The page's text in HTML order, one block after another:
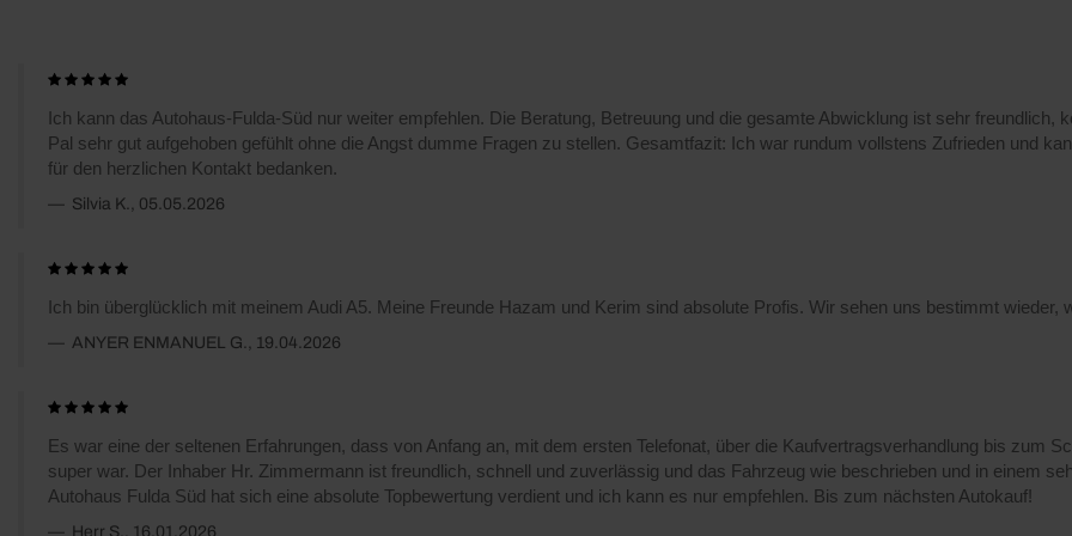
Ich kann das Autohaus-Fulda-Süd nur weiter empfehlen. Die Beratung, Betreuung und die gesamte Abwicklung ist sehr
Pal sehr gut aufgehoben gefühlt ohne die Angst dumme Fragen zu stellen. Gesamtfazit: Ich war rundum vollstens Zufrieden und
für den herzlichen Kontakt bedanken.
Silvia K., 05.05.2026
Ich bin überglücklich mit meinem Audi A5. Meine Freunde Hazam und Kerim sind absolute Profis. Wir sehen uns bestimmt
ANYER ENMANUEL G., 19.04.2026
Es war eine der seltenen Erfahrungen, dass von Anfang an, mit dem ersten Telefonat, über die Kaufvertragsverhandlung bis zum
super war. Der Inhaber Hr. Zimmermann ist freundlich, schnell und zuverlässig und das Fahrzeug wie beschrieben und in einem
Autohaus Fulda Süd hat sich eine absolute Topbewertung verdient und ich kann es nur empfehlen. Bis zum nächsten Autokauf!
Herr S., 16.01.2026